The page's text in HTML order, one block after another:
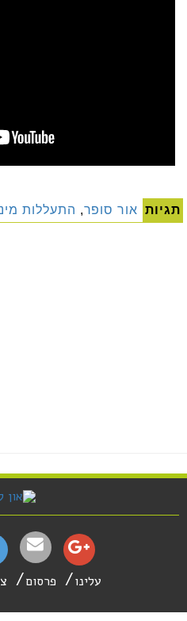
תגיות אור סופר, התעללות
עלינו פרסום